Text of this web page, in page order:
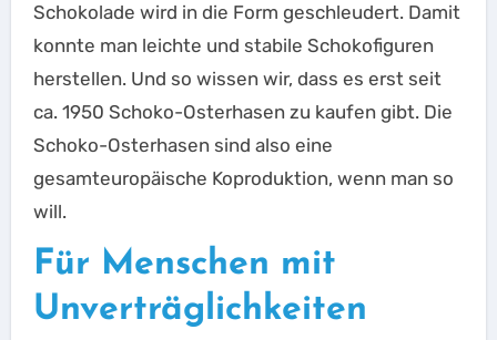
Schokolade wird in die Form geschleudert. Damit
konnte man leichte und stabile Schokofiguren
herstellen. Und so wissen wir, dass es erst seit
ca. 1950 Schoko-Osterhasen zu kaufen gibt. Die
Schoko-Osterhasen sind also eine
gesamteuropäische Koproduktion, wenn man so
will.
Für Menschen mit
Unverträglichkeiten